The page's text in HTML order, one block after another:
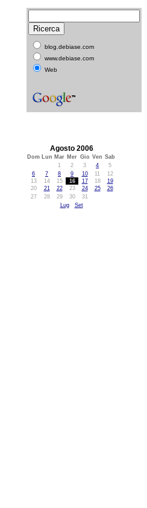
blog.debiase.com
www.debiase.com
Web
Agosto 2006
Dom Lun Mar Mer Gio Ven Sab
1
2 3 4
5
6
7 8 9 10 11
12
13
14 15 16 17 18
19
20
21 22 23 24 25
26
27
28 29 30
31
Lug
Set